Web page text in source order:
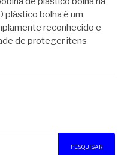
plástico bolha é um
reconhecido e
de proteger itens
PESQUISAR